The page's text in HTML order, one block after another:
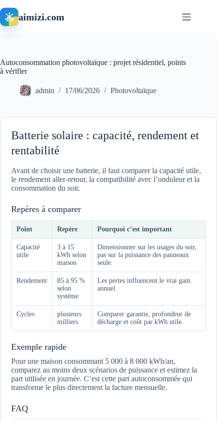
au
contenuaimizi.com
Autoconsommation photovoltaïque : projet résidentiel, points
à vérifier
admin 17/06/2026 Photovoltaïque
Batterie solaire : capacité, rendement et
rentabilité
Avant de choisir une batterie, il faut comparer la capacité utile,
le rendement aller-retour, la compatibilité avec l’onduleur et la
consommation du soir.
Repères à comparer
Point Repère Pourquoi c’est important
Capacité
utile
3 à 15
kWh selon
maison
Dimensionner sur les usages du soir,
pas sur la puissance des panneaux
seule.
Rendement
85 à 95 %
selon
système
Les pertes influencent le vrai gain
annuel.
Cycles
plusieurs
milliers
Comparer garantie, profondeur de
décharge et coût par kWh utile.
Exemple rapide
Pour une maison consommant 5 000 à 8 000 kWh/an,
comparez au moins deux scénarios de puissance et estimez la
part utilisée en journée. C’est cette part autoconsommée qui
transforme le plus directement la facture mensuelle.
FAQ